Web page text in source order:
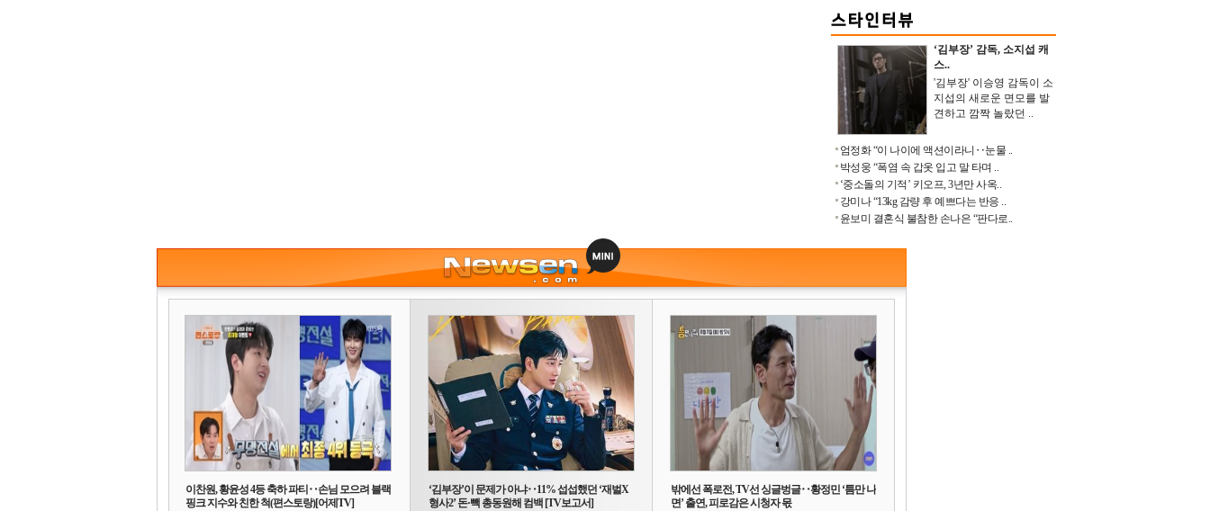
‘김부장’ 감독, 소지섭 캐
스..
'김부장' 이승영 감독이 소
지섭의 새로운 면모를 발
견하고 깜짝 놀랐던 ..
엄정화 “이 나이에 액션이라니‥눈물 ..
박성웅 “폭염 속 갑옷 입고 말 타며 ..
‘중소돌의 기적’ 키오프, 3년만 사옥..
강미나 “13kg 감량 후 예쁘다는 반응 ..
윤보미 결혼식 불참한 손나은 “판다로..
이찬원, 황윤성 4등 축하 파티‥손님 모으려 블랙
핑크 지수와 친한 척(편스토랑)[어제TV]
‘김부장’이 문제가 아냐‥11% 섭섭했던 ‘재벌X
형사2’ 돈·빽 총동원해 컴백 [TV보고서]
밖에선 폭로전, TV선 싱글벙글‥황정민 ‘틈만 나
면’ 출연, 피로감은 시청자 몫